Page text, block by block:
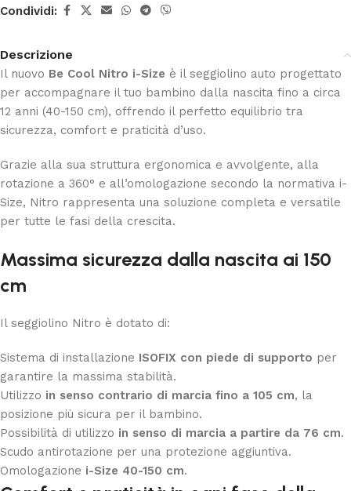
Condividi:
Descrizione
Il nuovo Be Cool Nitro i-Size è il seggiolino auto progettato
per accompagnare il tuo bambino dalla nascita fino a circa
12 anni (40-150 cm), offrendo il perfetto equilibrio tra
sicurezza, comfort e praticità d’uso.
Grazie alla sua struttura ergonomica e avvolgente, alla
rotazione a 360° e all’omologazione secondo la normativa i-
Size, Nitro rappresenta una soluzione completa e versatile
per tutte le fasi della crescita.
Massima sicurezza dalla nascita ai 150
cm
Il seggiolino Nitro è dotato di:
Sistema di installazione ISOFIX con piede di supporto per
garantire la massima stabilità.
Utilizzo in senso contrario di marcia fino a 105 cm, la
posizione più sicura per il bambino.
Possibilità di utilizzo in senso di marcia a partire da 76 cm.
Scudo antirotazione per una protezione aggiuntiva.
Omologazione i-Size 40-150 cm.